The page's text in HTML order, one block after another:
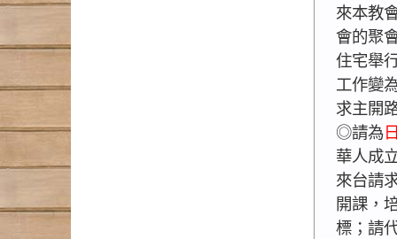
來本教
會的聚
住宅舉
工作變
求主開
◎請為
華人成
來台請
開課，
標；請